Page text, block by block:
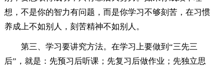
想，不是你的智力有问题，而是你学习不够刻苦，在习惯
养成上不如别人，刻苦精神不如别人。
第三、学习要讲究方法。在学习上要做到“三先三
后”，就是：先预习后听课；先复习后做作业；先独立思